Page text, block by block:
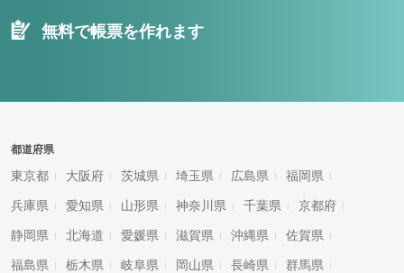
無料で帳票を作れます
都道府県
東京都 大阪府 茨城県 埼玉県 広島県 福岡県
兵庫県 愛知県 山形県 神奈川県 千葉県 京都府
静岡県 北海道 愛媛県 滋賀県 沖縄県 佐賀県
福島県 栃木県 岐阜県 岡山県 長崎県 群馬県